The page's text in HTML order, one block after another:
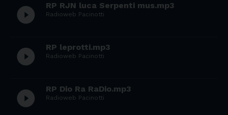
play_circle_filled RP RJN luca Serpenti mus.mp3
Radioweb Pacinotti
play_circle_filled RP leprotti.mp3
Radioweb Pacinotti
play_circle_filled RP Dio Ra RaDio.mp3
Radioweb Pacinotti